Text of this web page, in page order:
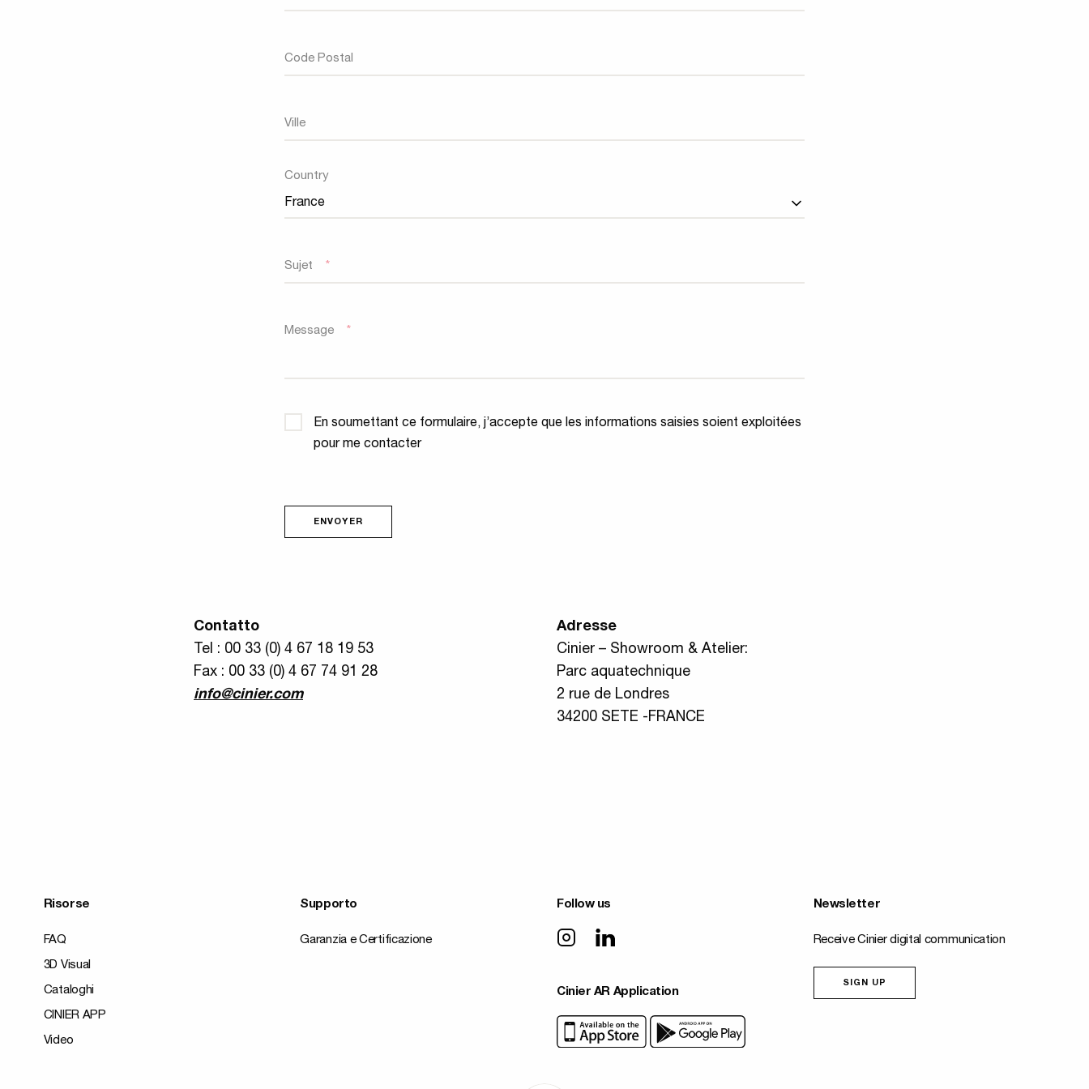
Code Postal
Ville
Country
Sujet *
Message *
Confidentialité *
En soumettant ce formulaire, j’accepte que les informations saisies soient exploitées
pour me contacter
ENVOYER
Contatto
Tel : 00 33 (0) 4 67 18 19 53
Fax : 00 33 (0) 4 67 74 91 28
info@cinier.com
Adresse
Cinier – Showroom & Atelier:
Parc aquatechnique
2 rue de Londres
34200 SETE -FRANCE
Risorse
FAQ
3D Visual
Cataloghi
CINIER APP
Video
Supporto
Garanzia e Certificazione
Follow us
Cinier AR Application
Newsletter
Receive Cinier digital communication
SIGN UP